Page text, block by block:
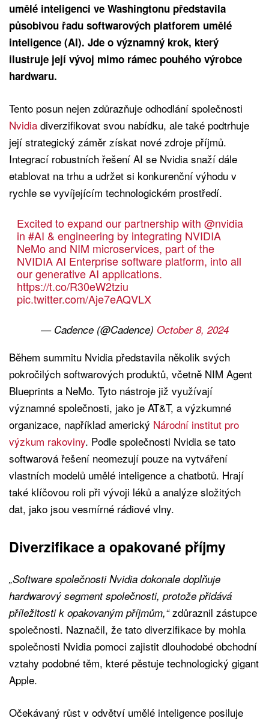
umělé inteligenci ve Washingtonu představila
působivou řadu softwarových platforem umělé
inteligence (AI). Jde o významný krok, který
ilustruje její vývoj mimo rámec pouhého výrobce
hardwaru.
Tento posun nejen zdůrazňuje odhodlání společnosti
Nvidia diverzifikovat svou nabídku, ale také podtrhuje
její strategický záměr získat nové zdroje příjmů.
Integrací robustních řešení AI se Nvidia snaží dále
etablovat na trhu a udržet si konkurenční výhodu v
rychle se vyvíjejícím technologickém prostředí.
Excited to expand our partnership with @nvidia
in #AI & engineering by integrating NVIDIA
NeMo and NIM microservices, part of the
NVIDIA AI Enterprise software platform, into all
our generative AI applications.
https://t.co/R30eW2tziu
pic.twitter.com/Aje7eAQVLX
— Cadence (@Cadence) October 8, 2024
Během summitu Nvidia představila několik svých
pokročilých softwarových produktů, včetně NIM Agent
Blueprints a NeMo. Tyto nástroje již využívají
významné společnosti, jako je AT&T, a výzkumné
organizace, například americký Národní institut pro
výzkum rakoviny. Podle společnosti Nvidia se tato
softwarová řešení neomezují pouze na vytváření
vlastních modelů umělé inteligence a chatbotů. Hrají
také klíčovou roli při vývoji léků a analýze složitých
dat, jako jsou vesmírné rádiové vlny.
Diverzifikace a opakované příjmy
„Software společnosti Nvidia dokonale doplňuje
hardwarový segment společnosti, protože přidává
příležitosti k opakovaným příjmům,“zdůraznil zástupce
společnosti. Naznačil, že tato diverzifikace by mohla
společnosti Nvidia pomoci zajistit dlouhodobé obchodní
vztahy podobné těm, které pěstuje technologický gigant
Apple.
Očekávaný růst v odvětví umělé inteligence posiluje